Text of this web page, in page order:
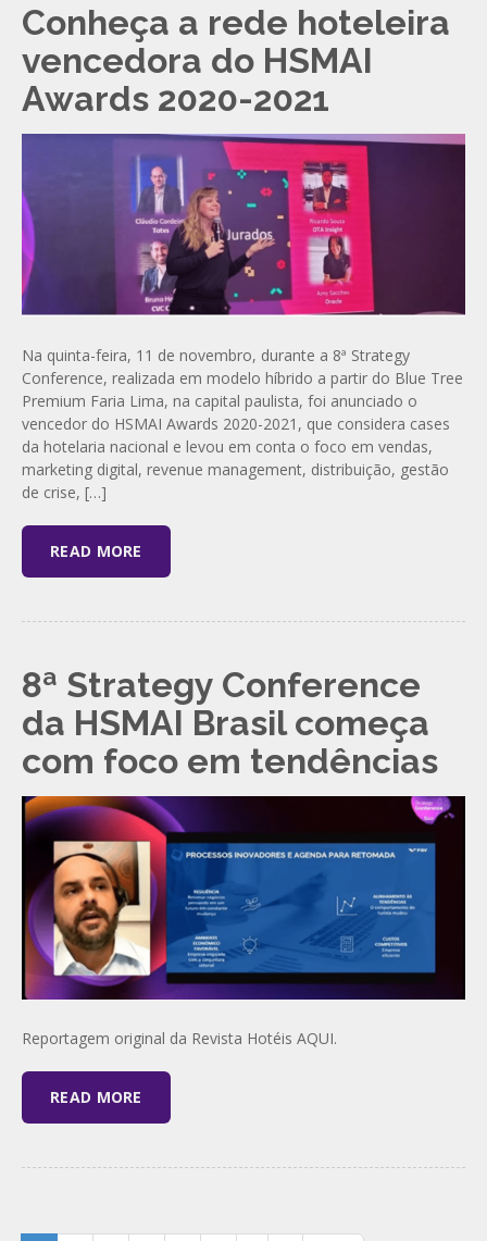
Conheça a rede hoteleira
vencedora do HSMAI
Awards 2020-2021
Na quinta-feira, 11 de novembro, durante a 8ª Strategy
Conference, realizada em modelo híbrido a partir do Blue Tree
Premium Faria Lima, na capital paulista, foi anunciado o
vencedor do HSMAI Awards 2020-2021, que considera cases
da hotelaria nacional e levou em conta o foco em vendas,
marketing digital, revenue management, distribuição, gestão
de crise, […]
READ MORE
8ª Strategy Conference
da HSMAI Brasil começa
com foco em tendências
Reportagem original da Revista Hotéis AQUI.
READ MORE